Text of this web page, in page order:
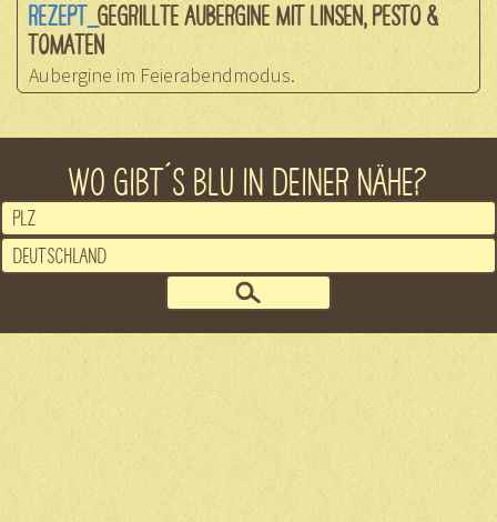
REZEPT_ GEGRILLTE AUBERGINE MIT LINSEN, PESTO &
TOMATEN
Aubergine im Feierabendmodus.
WO GIBT´S BLU IN DEINER NÄHE?